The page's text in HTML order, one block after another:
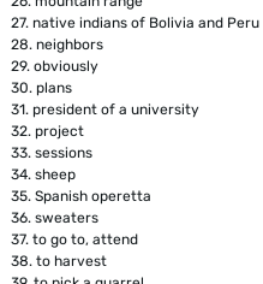
27. native indians of Bolivia and Peru
28. neighbors
29. obviously
30. plans
31. president of a university
32. project
33. sessions
34. sheep
35. Spanish operetta
36. sweaters
37. to go to, attend
38. to harvest